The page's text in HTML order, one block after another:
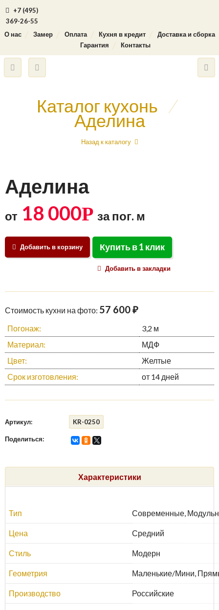
+7 (495)
369-26-55
О нас
Замер Оплата Кухня в кредит
Доставка и сборка
Гарантия
Контакты
Каталог кухонь /
Аделина
Назад к каталогу
Аделина
от 18 000Р за пог. м
Добавить в корзину Купить в 1 клик
Добавить в закладки
Стоимость кухни на фото: 57 600 ₽
Погонаж:
3,2 м
Материал:
МДФ
Цвет:
Желтые
Срок изготовления:
от 14 дней
Артикул: KR-0250
Поделиться:
Характеристики
Тип Современные,
Цена Средний
Стиль Модерн
Геометрия Маленькие/Мини,
Производство Российские